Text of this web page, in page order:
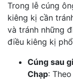
Trong lễ cúng
kiêng kị cần
và tránh những
điều kiêng kị
Cúng sau
Chạp: